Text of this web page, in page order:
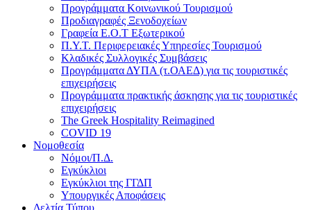
Προγράμματα Κοινωνικού Τουρισμού
Προδιαγραφές Ξενοδοχείων
Γραφεία Ε.Ο.Τ Εξωτερικού
Π.Υ.Τ. Περιφερειακές Υπηρεσίες Τουρισμού
Κλαδικές Συλλογικές Συμβάσεις
Προγράμματα ΔΥΠΑ (τ.ΟΑΕΔ) για τις τουριστικές
επιχειρήσεις
Προγράμματα πρακτικής άσκησης για τις τουριστικές
επιχειρήσεις
The Greek Hospitality Reimagined
COVID 19
Νομοθεσία
Νόμοι/Π.Δ.
Εγκύκλιοι
Εγκύκλιοι της ΓΓΔΠ
Υπουργικές Αποφάσεις
Δελτία Τύπου